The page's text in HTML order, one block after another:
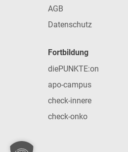
AGB
Datenschutz
Fortbildung
diePUNKTE:on
apo-campus
check-innere
check-onko